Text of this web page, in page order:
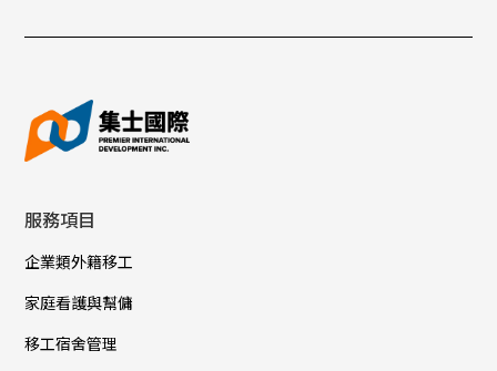
服務項目
企業類外籍移工
家庭看護與幫傭
移工宿舍管理